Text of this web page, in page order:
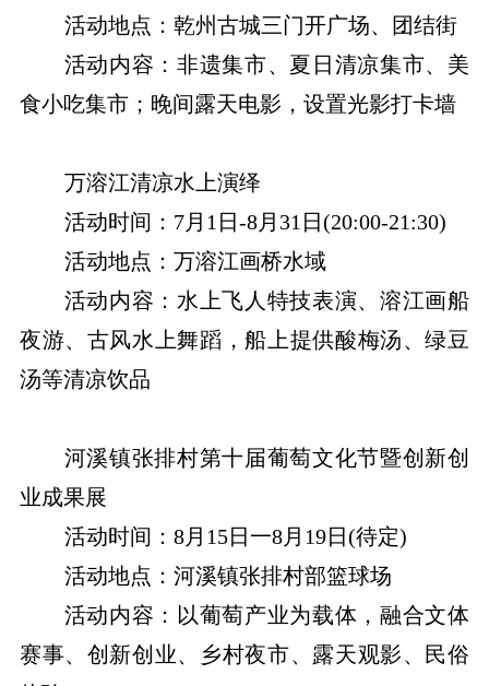
活动地点：乾州古城三门开广场、团结街
活动内容：非遗集市、夏日清凉集市、美
食小吃集市；晚间露天电影，设置光影打卡墙
万溶江清凉水上演绎
活动时间：7月1日-8月31日(20:00-21:30)
活动地点：万溶江画桥水域
活动内容：水上飞人特技表演、溶江画船
夜游、古风水上舞蹈，船上提供酸梅汤、绿豆
汤等清凉饮品
河溪镇张排村第十届葡萄文化节暨创新创
业成果展
活动时间：8月15日一8月19日(待定)
活动地点：河溪镇张排村部篮球场
活动内容：以葡萄产业为载体，融合文体
赛事、创新创业、乡村夜市、露天观影、民俗